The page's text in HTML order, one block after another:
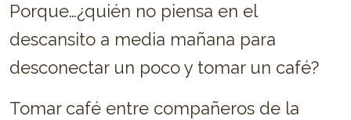
Porque…¿quién no piensa en el
descansito a media mañana para
desconectar un poco y tomar un café?
Tomar café entre compañeros de la